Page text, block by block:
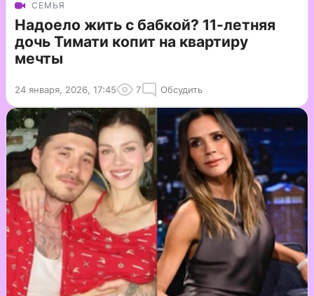
СЕМЬЯ
Надоело жить с бабкой? 11-летняя
дочь Тимати копит на квартиру
мечты
24 января, 2026, 17:45 7 Обсудить